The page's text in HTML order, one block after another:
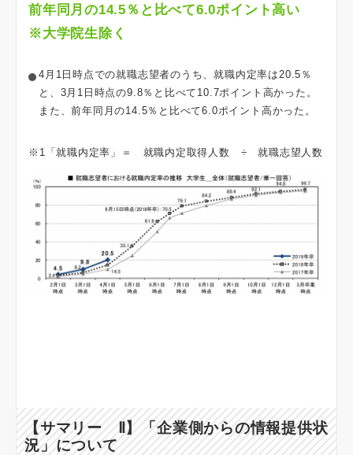
前年同月の14.5％と比べて6.0ポイント高い
※大学院生除く
4月1日時点での就職志望者のうち、就職内定率は20.5％
と、3月1日時点の9.8％と比べて10.7ポイント高かった。
また、前年同月の14.5％と比べて6.0ポイント高かった。
※1「就職内定率」＝ 就職内定取得人数 ÷ 就職志望人数
【サマリー Ⅱ】「企業側からの情報提供状
況」について